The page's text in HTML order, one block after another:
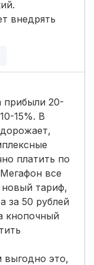
внедрять
20-
15%. В
платить по
все
новый тариф,
за 50 рублей
кнопочный
выгодно это,